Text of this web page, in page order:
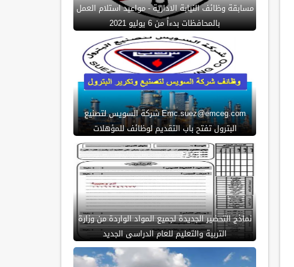
مسابقة وظائف النيابة الادارية - مواعيد استلام العمل
بالمحافظات بدءاً من 6 يوليو 2021
Emc.suez@emceg.com شركة السويس لتصنيع
البترول تفتح باب التقديم لوظائف للمؤهلات
نماذج التحضير الجديدة لجميع المواد الواردة من وزارة
التربية والتعليم للعام الدراسى الجديد